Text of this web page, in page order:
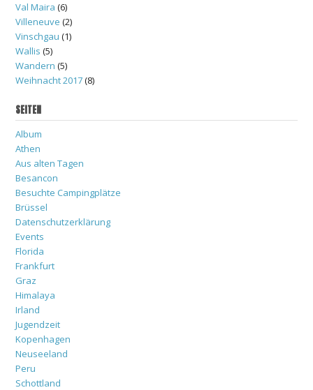
Val Maira (6)
Villeneuve (2)
Vinschgau (1)
Wallis (5)
Wandern (5)
Weihnacht 2017(8)
SEITEN
Album
Athen
Aus alten Tagen
Besancon
Besuchte Campingplätze
Brüssel
Datenschutzerklärung
Events
Florida
Frankfurt
Graz
Himalaya
Irland
Jugendzeit
Kopenhagen
Neuseeland
Peru
Schottland